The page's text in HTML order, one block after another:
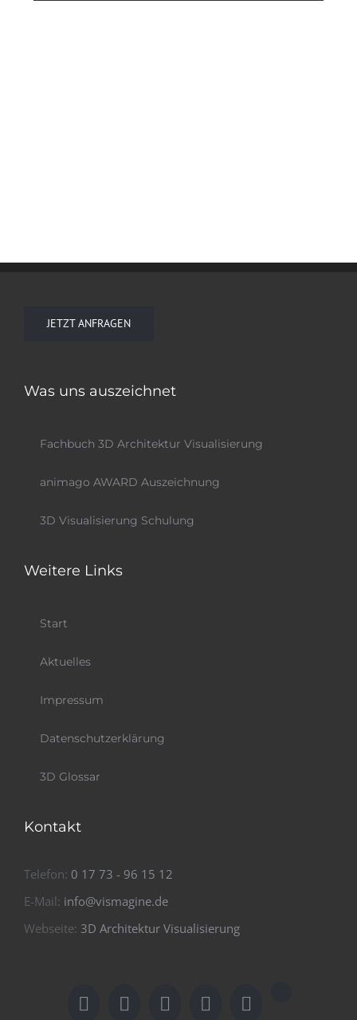
JETZT ANFRAGEN
Was uns auszeichnet
Fachbuch 3D Architektur Visualisierung
animago AWARD Auszeichnung
3D Visualisierung Schulung
Weitere Links
Start
Aktuelles
Impressum
Datenschutzerklärung
3D Glossar
Kontakt
Telefon: 0 17 73 - 96 15 12
E-Mail: info@vismagine.de
Webseite: 3D Architektur Visualisierung